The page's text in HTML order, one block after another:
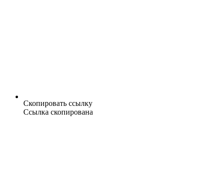
Скопировать ссылку
Ссылка скопирована